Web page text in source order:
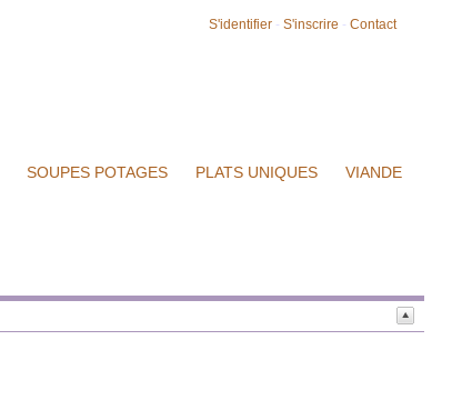
S'identifier - S'inscrire - Contact
SOUPES POTAGES PLATS UNIQUES
VIANDE